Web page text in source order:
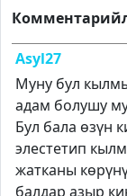
Asyl27
Муну бул
адам болушу
Бул бала өзүн
элестетип
жатканы
балдар азыр